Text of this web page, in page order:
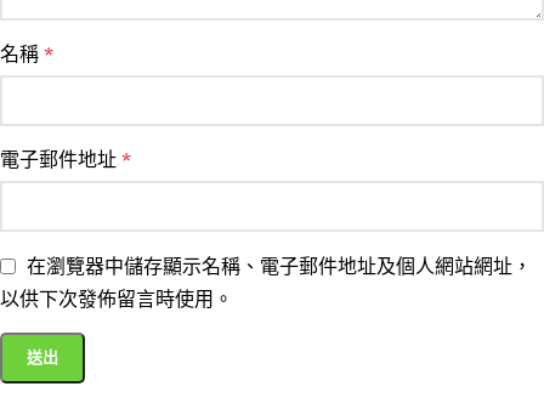
名稱 *
電子郵件地址 *
在瀏覽器中儲存顯示名稱、電子郵件地址及個人網站網址，
以供下次發佈留言時使用。